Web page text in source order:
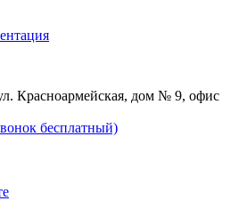
Красноармейская, дом № 9, офис
бесплатный)